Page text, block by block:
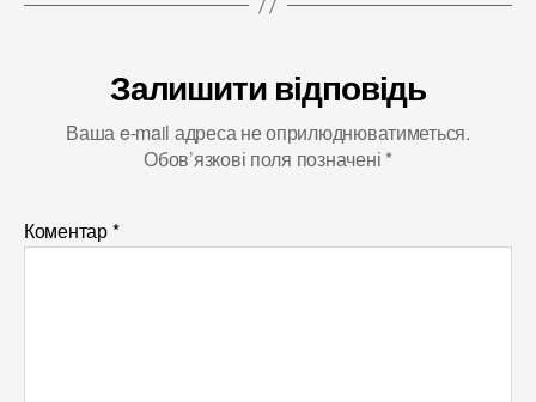
Залишити відповідь
Ваша e-mail адреса не оприлюднюватиметься.
Обов’язкові поля позначені *
Коментар*